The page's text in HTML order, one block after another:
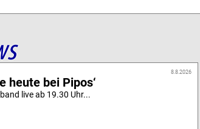
8.8.2026
heute bei Pipos‘
live ab 19.30 Uhr...